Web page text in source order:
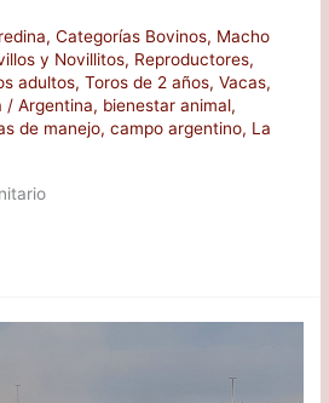
,Categorías Bovinos, Macho
y Novillitos, Reproductores,
adultos,Toros de 2 años,Vacas,
/Argentina, bienestar animal,
de manejo,campo argentino, La